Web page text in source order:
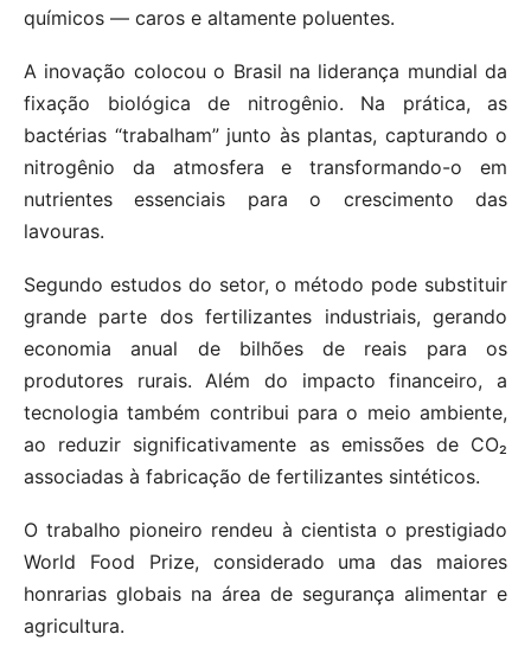
químicos — caros e altamente poluentes.
A inovação colocou o Brasil na liderança mundial da
fixação biológica de nitrogênio. Na prática, as
bactérias “trabalham” junto às plantas, capturando o
nitrogênio da atmosfera e transformando-o em
nutrientes essenciais para o crescimento das
lavouras.
Segundo estudos do setor, o método pode substituir
grande parte dos fertilizantes industriais, gerando
economia anual de bilhões de reais para os
produtores rurais. Além do impacto financeiro, a
tecnologia também contribui para o meio ambiente,
ao reduzir significativamente as emissões de CO₂
associadas à fabricação de fertilizantes sintéticos.
O trabalho pioneiro rendeu à cientista o prestigiado
World Food Prize, considerado uma das maiores
honrarias globais na área de segurança alimentar e
agricultura.